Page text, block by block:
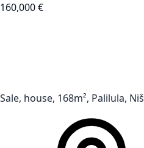
160,000 €
Sale, house, 168m², Palilula, Niš